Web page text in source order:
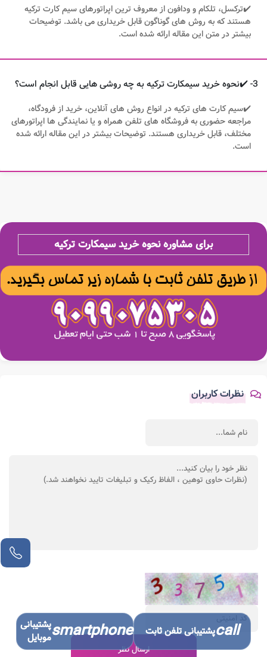
✔️ترکسل، تلکام و ودافون از معروف ترین اپراتورهای سیم کارت ترکیه
هستند که به روش های گوناگون قابل خریداری می باشد. توضیحات
بیشتر در متن این مقاله ارائه شده است.
3- ✔️نحوه خرید سیمکارت ترکیه به چه روشی هایی قابل انجام است؟
✔️سیم کارت های ترکیه در انواع روش های آنلاین، خرید از فرودگاه،
مراجعه حضوری به فروشگاه های تلفن همراه و یا نمایندگی ها اپراتورهای
مختلف، قابل خریداری هستند. توضیحات بیشتر در این مقاله ارائه شده
است.
برای مشاوره نحوه خرید سیمکارت ترکیه
نظرات کاربران
callپشتیبانی تلفن ثابت smartphoneپشتیبانی
موبایل